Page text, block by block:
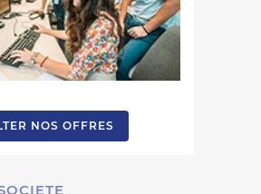
NOS OFFRES